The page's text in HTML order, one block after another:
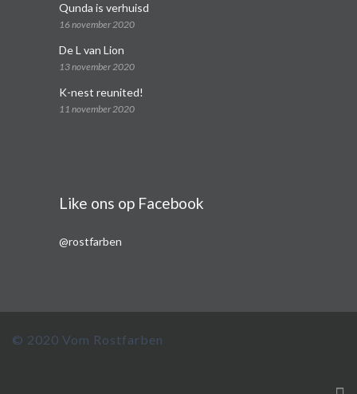
Qunda is verhuisd
16 november 2020
De L van Lion
13 november 2020
K-nest reunited!
11 november 2020
Like ons op Facebook
@rostfarben
© 2020 Vom Rostfarben